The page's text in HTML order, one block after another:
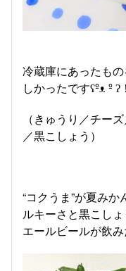
冷蔵庫にあったも
しかったですʕ⁠º⁠⁠ᴥ⁠ º⁠ ⁠ʔ！
（きゅうり／チー
／黒こしょう）
“コクうま”が夏み
ルキーさと黒こし
エールビールが飲み